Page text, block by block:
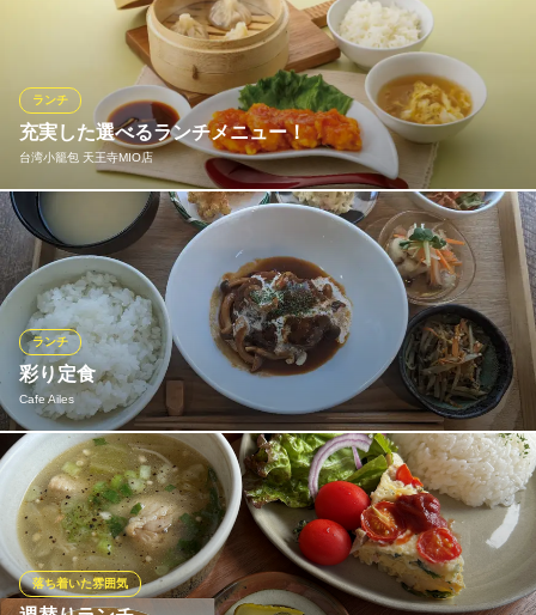
お子様セット
ランチメニューをもっと見る
中国料理 百楽天王寺店
中華ダイニング
ＪＲ天王寺駅 徒歩1分
大阪府大阪市天王寺区悲田院町10-48 天王寺ミオプラザ館4F
赤身が魅力の上ヘレ定食、人気の3種盛定食をはじめ、極上2種
盛・極上3種盛定食など多彩なメニューをご用意。ご飯・サラダ・
スープ付きで満足度も抜群です。休日のお出かけランチにもぴっ
たりなボリュームとコスパの良さをぜひ。
おすすめランチメニュー
焼肉定食
上ヘレ定食
1,950円(税込)
3種盛定食
2,000円(税込)
ランチメニューをもっと見る
焼肉 喜久安
黒毛和牛専門 焼肉店
ＪＲ大阪環状線桃谷駅 徒歩1分
大阪府大阪市天王寺区烏ケ辻1-1-22
充実した選べるランチメニュー！
台湾小籠包 天王寺MIO店
ランチ
【小籠包３個付】点心おかずランチ〜エビチリ〜 エビチリに小籠
包3個と選べる中華逸品、スープ、白ごはんが付いた定食です。
白ご飯を2/3石焼炒飯に変更できます。+380円(税込418円)
台湾小籠包 天王寺MIO店
小籠包・中華・点心
ＪＲ天王寺駅 徒歩1分
大阪府大阪市天王寺区悲田院町10-39
彩り定食
Cafe Ailes
ランチ
2週間に一度変わる定食です。色んな味を少しずつ楽しめるからだ
にやさしいお料理となっております。 18時まで提供してますので
遅めのお昼ご飯にも最適です。 その日の内容はInstagramをご確
認ください。
Cafe Ailes
落ち着いた雰囲気